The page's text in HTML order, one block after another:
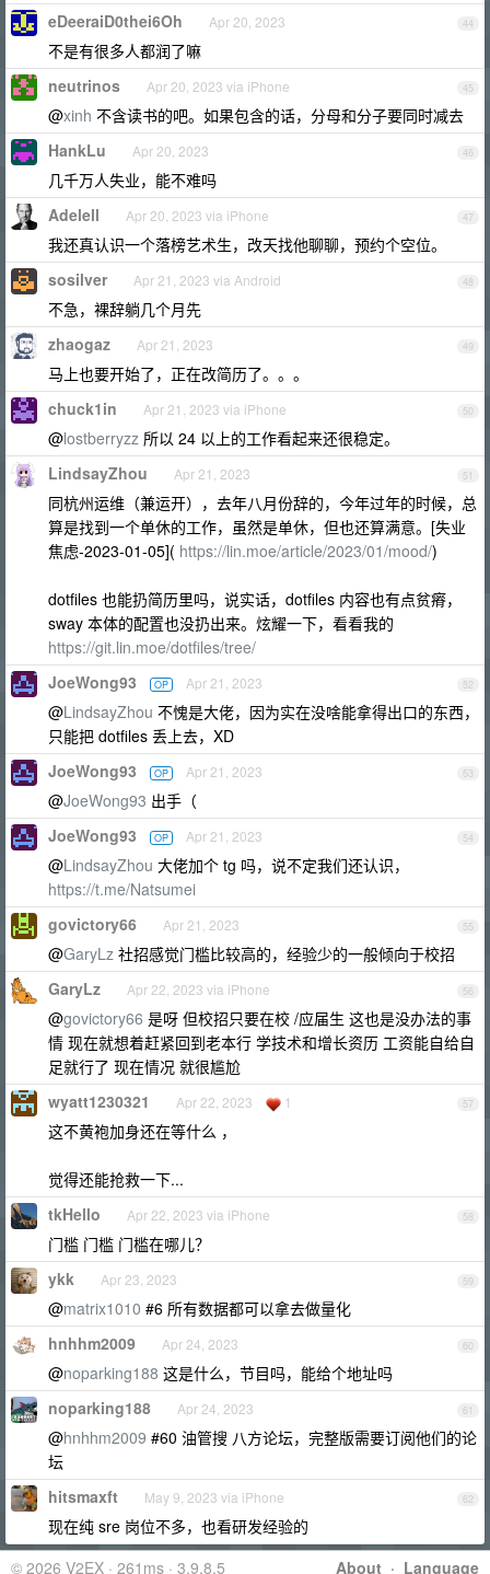
44
eDeeraiD0thei6Oh Apr 20, 2023
不是有很多人都润了嘛
45
neutrinos Apr 20, 2023 via iPhone
@xinh 不含读书的吧。如果包含的话，分母和分子要同时减去
46
HankLu Apr 20, 2023
几千万人失业，能不难吗
47
Adelell Apr 20, 2023 via iPhone
我还真认识一个落榜艺术生，改天找他聊聊，预约个空位。
48
sosilver Apr 21, 2023 via Android
不急，裸辞躺几个月先
49
zhaogaz Apr 21, 2023
马上也要开始了，正在改简历了。。。
50
chuck1in Apr 21, 2023 via iPhone
@lostberryzz 所以 24 以上的工作看起来还很稳定。
51
LindsayZhou Apr 21, 2023
同杭州运维（兼运开），去年八月份辞的，今年过年的时候，总
算是找到一个单休的工作，虽然是单休，但也还算满意。[失业
焦虑-2023-01-05]( https://lin.moe/article/2023/01/mood/)
dotfiles 也能扔简历里吗，说实话，dotfiles 内容也有点贫瘠，
sway 本体的配置也没扔出来。炫耀一下，看看我的
https://git.lin.moe/dotfiles/tree/
52
JoeWong93 OP Apr 21, 2023
@LindsayZhou 不愧是大佬，因为实在没啥能拿得出口的东西，
只能把 dotfiles 丢上去，XD
53
JoeWong93 OP Apr 21, 2023
@JoeWong93 出手（
54
JoeWong93 OP Apr 21, 2023
@LindsayZhou 大佬加个 tg 吗，说不定我们还认识，
https://t.me/Natsumei
55
govictory66 Apr 21, 2023
@GaryLz 社招感觉门槛比较高的，经验少的一般倾向于校招
56
GaryLz Apr 22, 2023 via iPhone
@govictory66 是呀 但校招只要在校 /应届生 这也是没办法的事
情 现在就想着赶紧回到老本行 学技术和增长资历 工资能自给自
足就行了 现在情况 就很尴尬
57
wyatt1230321 Apr 22, 2023 1
这不黄袍加身还在等什么 ，
觉得还能抢救一下...
58
tkHello Apr 22, 2023 via iPhone
门槛 门槛 门槛在哪儿？
59
ykk Apr 23, 2023
@matrix1010 #6 所有数据都可以拿去做量化
60
hnhhm2009 Apr 24, 2023
@noparking188 这是什么，节目吗，能给个地址吗
61
noparking188 Apr 24, 2023
@hnhhm2009 #60 油管搜 八方论坛，完整版需要订阅他们的论
坛
62
hitsmaxft May 9, 2023 via iPhone
现在纯 sre 岗位不多，也看研发经验的
About · Language
© 2026 V2EX · 261ms · 3.9.8.5